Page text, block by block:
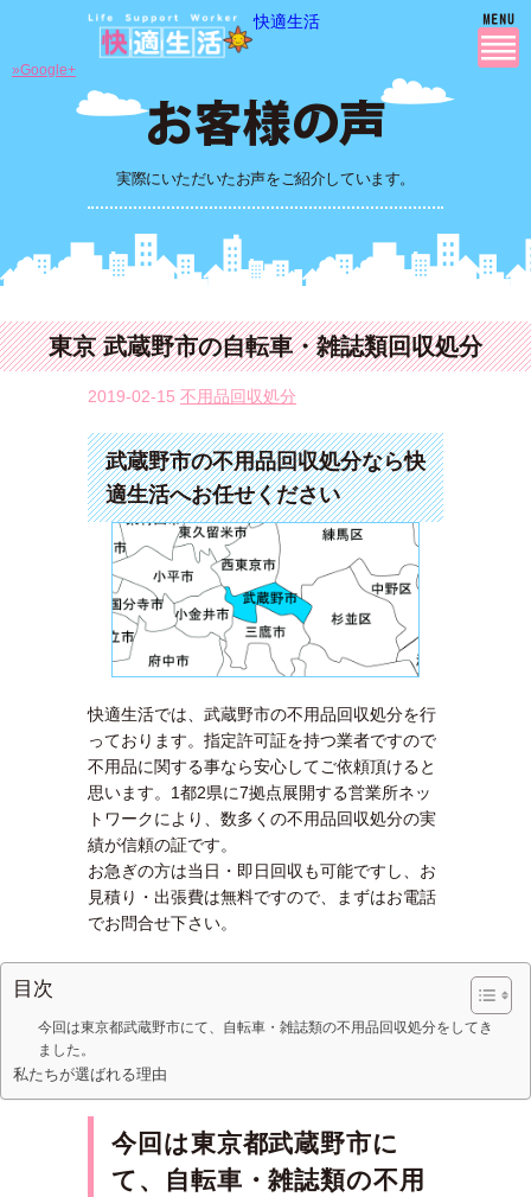
快適生活
実際にいただいたお声をご紹介しています。
»Google+
東京 武蔵野市の自転車・雑誌類回収処分
2019-02-15 不用品回収処分
武蔵野市の不用品回収処分なら快
適生活へお任せください
快適生活では、武蔵野市の不用品回収処分を行
っております。指定許可証を持つ業者ですので
不用品に関する事なら安心してご依頼頂けると
思います。1都2県に7拠点展開する営業所ネッ
トワークにより、数多くの不用品回収処分の実
績が信頼の証です。
お急ぎの方は当日・即日回収も可能ですし、お
見積り・出張費は無料ですので、まずはお電話
でお問合せ下さい。
目次
今回は東京都武蔵野市にて、自転車・雑誌類の不用品回収処分をしてき
ました。
私たちが選ばれる理由
今回は東京都武蔵野市に
て、自転車・雑誌類の不用